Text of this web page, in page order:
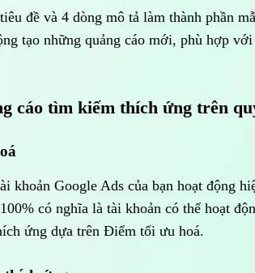
đề và 4 dòng mô tả làm thành phần
tạo những quảng cáo mới, phù hợp
cáo tìm kiếm thích ứng trên
khoản Google Ads của bạn hoạt động
có nghĩa là tài khoản có thể hoạt
ứng dựa trên Điểm tối ưu hoá.